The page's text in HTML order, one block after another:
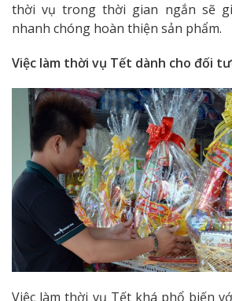
thời vụ trong thời gian ngắn sẽ
nhanh chóng hoàn thiện sản phẩm.
Việc làm thời vụ Tết dành cho đối
Việc làm thời vụ Tết khá phổ biến